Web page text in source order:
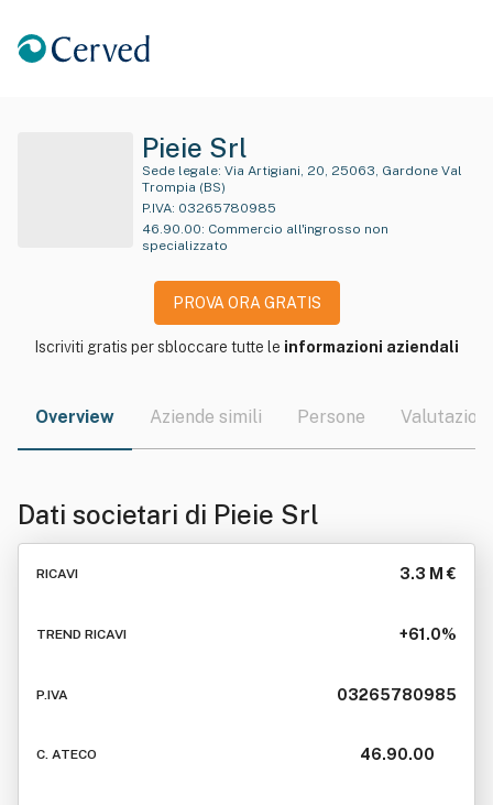
Pieie Srl
Sede legale:
Trompia (BS)
P.IVA: 03265780985
46.90.00: Commercio all'ingrosso non
specializzato
PROVA ORA GRATIS
Iscriviti gratis per sbloccare tutte le informazioni aziendali
Overview Aziende simili Persone Valutazioni
Dati societari di Pieie Srl
RICAVI 3.3 M €
TREND RICAVI +61.0%
P.IVA 03265780985
C. ATECO 46.90.00